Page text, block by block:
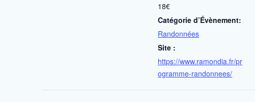
18€
Catégorie d’Évènement:
Randonnées
Site :
https://www.ramondia.fr/pr
ogramme-randonnees/